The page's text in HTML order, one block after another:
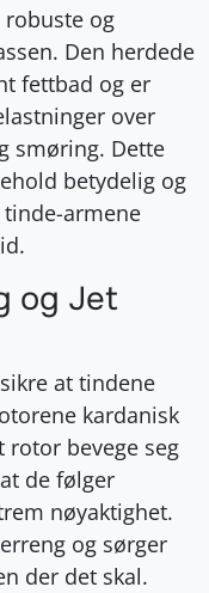
og
Den herdede
fettbad og er
over
smøring. Dette
betydelig og
armene
og Jet
at tindene
kardanisk
rotor bevege seg
de følger
nøyaktighet.
og sørger
der det skal.